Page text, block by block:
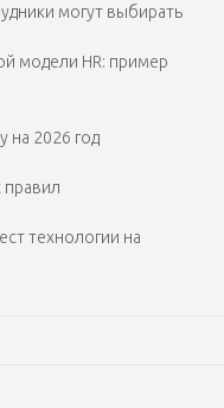
могут выбирать
модели HR: пример
на 2026 год
правил
технологии на